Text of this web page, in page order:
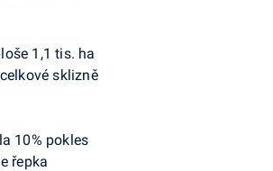
1,1 tis. ha
sklizně
10% pokles
řepka